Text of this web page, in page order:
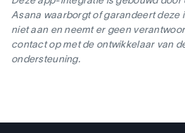
Asana waarborgt of garandeert deze
niet aan en neemt er geen
contact op met de ontwikkelaar van
ondersteuning.